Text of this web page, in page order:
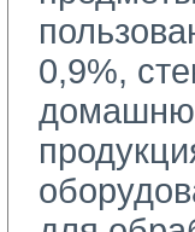
0,9%,